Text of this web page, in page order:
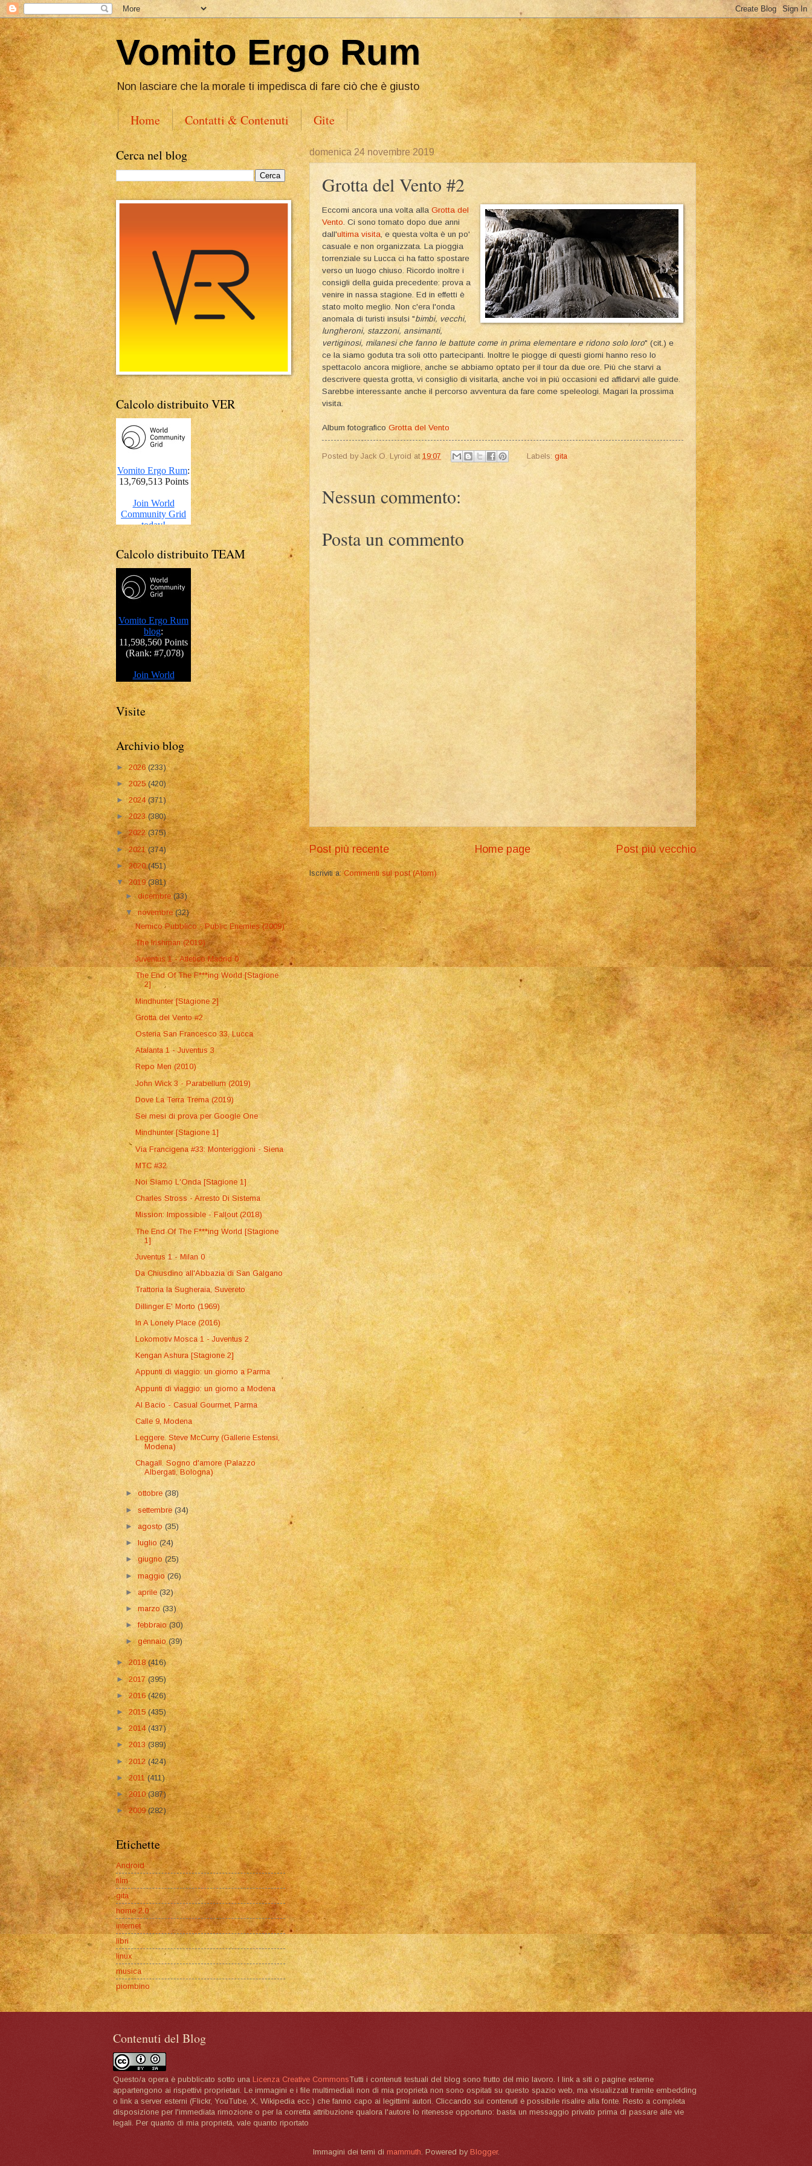
Vomito Ergo Rum
Non lasciare che la morale ti impedisca di fare ciò che è giusto
Home Contatti & Contenuti Gite
domenica 24 novembre 2019
Grotta del Vento #2
Eccomi ancora una volta alla Grotta del
Vento . Ci sono tornato dopo due anni
dall'ultima visita , e questa volta è un po'
casuale e non organizzata. La pioggia
torrenziale su Lucca ci ha fatto spostare
verso un luogo chiuso. Ricordo inoltre i
consigli della guida precedente: prova a
venire in nassa stagione. Ed in effetti è
stato molto meglio. Non c'era l'onda
anomala di turisti insulsi "bimbi, vecchi,
lungheroni, stazzoni, ansimanti,
vertiginosi, milanesi che fanno le battute come in prima elementare e ridono solo loro" (cit.) e
ce la siamo goduta tra soli otto partecipanti. Inoltre le piogge di questi giorni hanno reso lo
spettacolo ancora migliore, anche se abbiamo optato per il tour da due ore. Più che starvi a
descrivere questa grotta, vi consiglio di visitarla, anche voi in più occasioni ed affidarvi alle guide.
Sarebbe interessante anche il percorso avventura da fare come speleologi. Magari la prossima
visita.
Album fotograficoGrotta del Vento
Posted byJack O. Lyroid at 19:07 Labels: gita
Nessun commento:
Posta un commento
Post più recente Post più vecchio
Home page
Iscriviti a:Commenti sul post (Atom)
Cerca nel blog
Calcolo distribuito VER
Calcolo distribuito TEAM
Visite
Archivio blog
► 2026(233)
►2025(420)
►2024 (371)
►2023(380)
►2022 (375)
►2021(374)
►2020(451)
▼2019(381)
►dicembre(33)
▼novembre(32)
Nemico Pubblico - Public Enemies (2009)
The Irishman (2019)
Juventus 1 - Atletico Madrid 0
The End Of The F***ing World [Stagione
2]
Mindhunter [Stagione 2]
Grotta del Vento #2
Osteria San Francesco 33, Lucca
Atalanta 1 - Juventus 3
Repo Men (2010)
John Wick 3 - Parabellum (2019)
Dove La Terra Trema (2019)
Sei mesi di prova per Google One
Mindhunter [Stagione 1]
Via Francigena #33: Monteriggioni - Siena
MTC #32
Noi Siamo L'Onda [Stagione 1]
Charles Stross - Arresto Di Sistema
Mission: Impossible - Fallout (2018)
The End Of The F***ing World [Stagione
1]
Juventus 1 - Milan 0
Da Chiusdino all'Abbazia di San Galgano
Trattoria la Sugheraia, Suvereto
Dillinger E' Morto (1969)
In A Lonely Place (2016)
Lokomotiv Mosca 1 - Juventus 2
Kengan Ashura [Stagione 2]
Appunti di viaggio: un giorno a Parma
Appunti di viaggio: un giorno a Modena
Al Bacio - Casual Gourmet, Parma
Calle 9, Modena
Leggere. Steve McCurry (Gallerie Estensi,
Modena)
Chagall. Sogno d'amore (Palazzo
Albergati, Bologna)
►ottobre(38)
►settembre (34)
►agosto (35)
►luglio(24)
►giugno(25)
►maggio(26)
►aprile(32)
►marzo(33)
►febbraio(30)
►gennaio(39)
► 2018(416)
►2017(395)
►2016(426)
►2015(435)
►2014(437)
►2013 (389)
►2012(424)
►2011(411)
►2010(387)
►2009(282)
Etichette
Android
film
gita
home 2.0
internet
libri
linux
musica
piombino
Contenuti del Blog
Questo/a opera è pubblicato sotto una Licenza Creative CommonsTutti i contenuti testuali del blog sono frutto del mio lavoro. I link a siti o pagine esterne
appartengono ai rispettivi proprietari. Le immagini e i file multimediali non di mia proprietà non sono ospitati su questo spazio web, ma visualizzati tramite embedding
o link a server esterni (Flickr, YouTube, X, Wikipedia ecc.) che fanno capo ai legittimi autori. Cliccando sui contenuti è possibile risalire alla fonte. Resto a completa
disposizione per l'immediata rimozione o per la corretta attribuzione qualora l'autore lo ritenesse opportuno: basta un messaggio privato prima di passare alle vie
legali. Per quanto di mia proprietà, vale quanto riportato
Immagini dei temi di mammuth . Powered by Blogger.